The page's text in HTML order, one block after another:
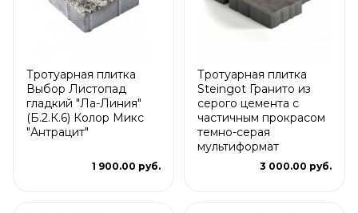
Тротуарная плитка
Выбор Листопад
гладкий "Ла-Линия"
(Б.2.К.6) Колор Микс
"Антрацит"
1 900.00 руб.
Тротуарная плитка
Steingot Гранито из
серого цемента с
частичным прокрасом
темно-серая
мультиформат
3 000.00 руб.